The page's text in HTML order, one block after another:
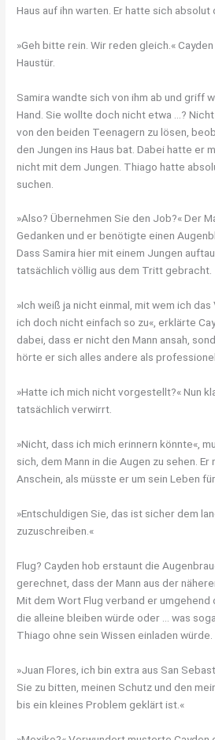
Haus auf ihn warten. Er hatte sich absolut
»Geh bitte rein. Wir reden gleich.«
Haustür.
Samira wandte sich von ihm ab und griff
Hand. Sie wollte doch nicht etwa …?
von den beiden Teenagern zu lösen,
den Jungen ins Haus bat. Dabei hatte er
nicht mit dem Jungen. Thiago hatte
suchen.
»Also? Übernehmen Sie den Job?« Der
Gedanken und er benötigte einen
Dass Samira hier mit einem Jungen
tatsächlich völlig aus dem Tritt gebracht.
»Ich weiß ja nicht einmal, mit wem ich
ich doch nicht einfach so zu«, erklärte
dabei, dass er nicht den Mann ansah,
hörte er sich alles andere als
»Hatte ich mich nicht vorgestellt?« Nun
tatsächlich verwirrt.
»Nicht, dass ich mich erinnern könnte«,
sich, dem Mann in die Augen zu sehen.
Anschein, als müsste er um sein Leben
»Entschuldigen Sie, das ist sicher dem
zuzuschreiben.«
Flug? Cayden hob erstaunt die
gerechnet, dass der Mann aus der
Mit dem Wort Flug verband er umgehend
die alleine bleiben würde oder … was
Thiago ohne sein Wissen einladen würde.
»Juan Flores, ich bin extra aus San
Sie zu bitten, meinen Schutz und den
bis ein kleines Problem geklärt ist.«